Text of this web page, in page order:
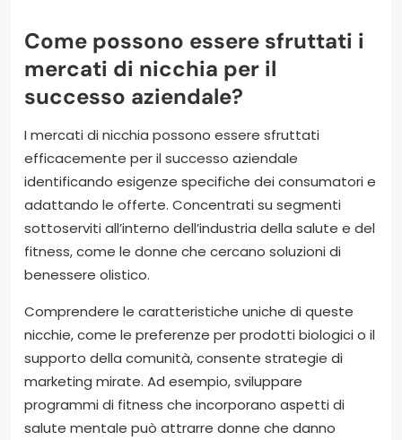
Come possono essere sfruttati i
mercati di nicchia per il
successo aziendale?
I mercati di nicchia possono essere sfruttati
efficacemente per il successo aziendale
identificando esigenze specifiche dei consumatori e
adattando le offerte. Concentrati su segmenti
sottoserviti all’interno dell’industria della salute e del
fitness, come le donne che cercano soluzioni di
benessere olistico.
Comprendere le caratteristiche uniche di queste
nicchie, come le preferenze per prodotti biologici o il
supporto della comunità, consente strategie di
marketing mirate. Ad esempio, sviluppare
programmi di fitness che incorporano aspetti di
salute mentale può attrarre donne che danno